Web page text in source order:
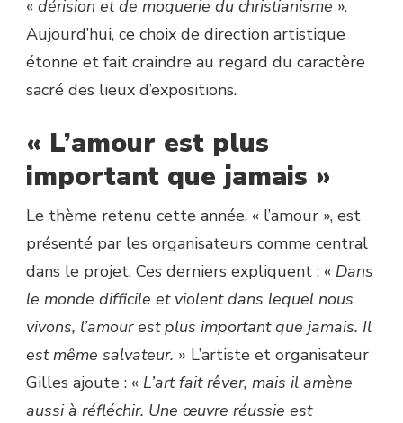
« dérision et de moquerie du christianisme ».
Aujourd’hui, ce choix de direction artistique
étonne et fait craindre au regard du caractère
sacré des lieux d’expositions.
« L’amour est plus
important que jamais »
Le thème retenu cette année, « l’amour », est
présenté par les organisateurs comme central
dans le projet. Ces derniers expliquent : « Dans
le monde difficile et violent dans lequel nous
vivons, l’amour est plus important que jamais. Il
est même salvateur. » L’artiste et organisateur
Gilles ajoute : « L’art fait rêver, mais il amène
aussi à réfléchir. Une œuvre réussie est